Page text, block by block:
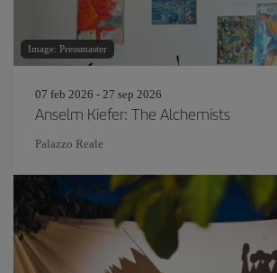
Image: Pressmaster
07 feb 2026 - 27 sep 2026
Anselm Kiefer: The Alchemists
Palazzo Reale